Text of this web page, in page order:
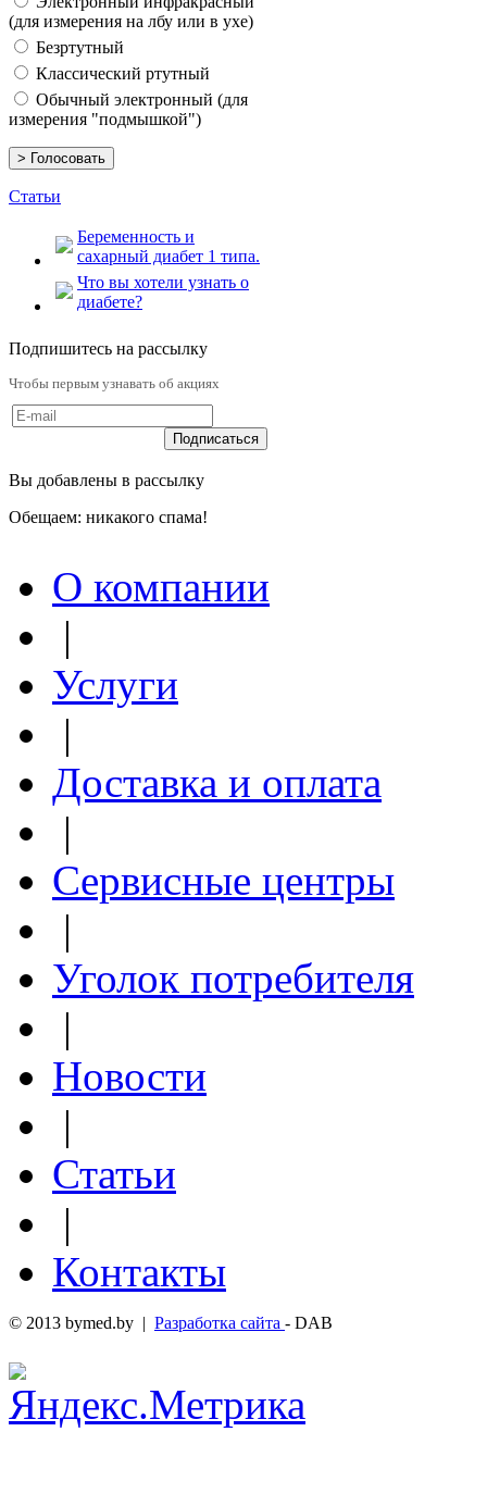
(для измерения на лбу или в ухе)
Безртутный
Классический ртутный
Обычный электронный (для
измерения "подмышкой")
Статьи
Беременность и
сахарный диабет 1 типа.
Что вы хотели узнать о
диабете?
Подпишитесь на рассылку
Чтобы первым узнавать об акциях
Вы добавлены в рассылку
Обещаем: никакого спама!
О компании
|
Услуги
|
Доставка и оплата
|
Сервисные центры
|
Уголок потребителя
|
Новости
|
Статьи
|
Контакты
© 2013 bymed.by | Разработка сайта - DAB